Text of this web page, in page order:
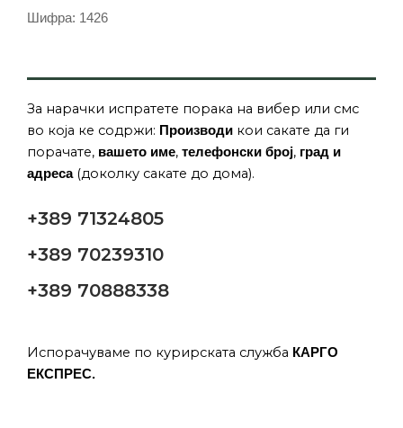
Шифра: 1426
За нарачки испратете порака на вибер или смс
во која ке содржи: Производи кои сакате да ги
порачате, вашето име, телефонски број, град и
адреса(доколку сакате до дома).
+389 71324805
+389 70239310
+389 70888338
Испорачуваме по курирската служба КАРГО
ЕКСПРЕС.